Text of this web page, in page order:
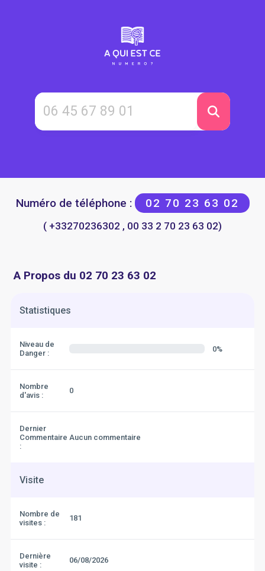
Numéro de téléphone : 02 70 23 63 02
( +33270236302 , 00 33 2 70 23 63 02)
A Propos du 02 70 23 63 02
Statistiques
Niveau de
Danger :
0%
Nombre
d'avis :
0
Dernier
Commentaire
:
Aucun commentaire
Visite
Nombre de
visites :
181
Dernière
visite :
06/08/2026